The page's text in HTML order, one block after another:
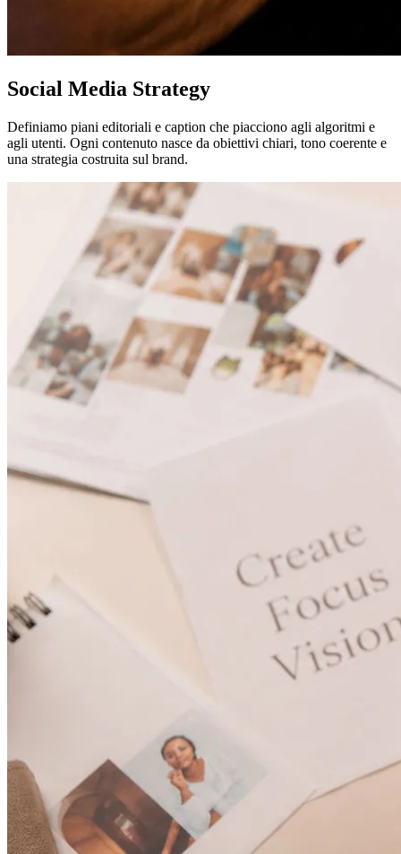
Social Media Strategy
Definiamo piani editoriali e caption che piacciono agli algoritmi e
agli utenti. Ogni contenuto nasce da obiettivi chiari, tono coerente e
una strategia costruita sul brand.